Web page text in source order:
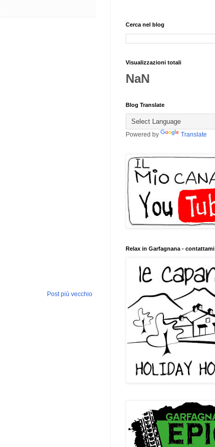
Post più vecchio
Cerca nel blog
Visualizzazioni totali
NaN
Blog Translate
Powered by Translate
Relax in Garfagnana - contattami